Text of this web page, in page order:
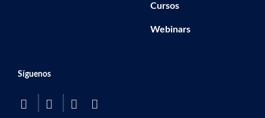
Cursos
Webinars
Síguenos